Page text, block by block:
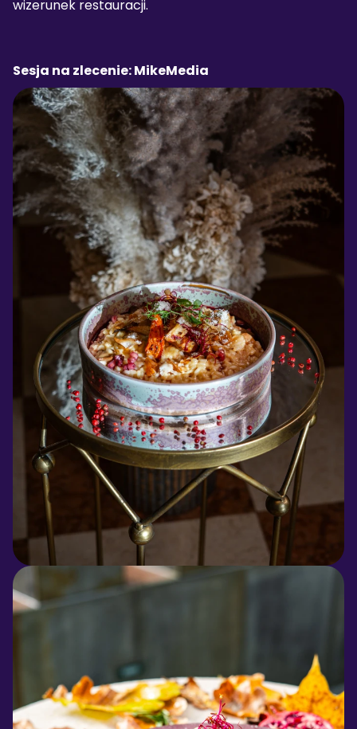
wizerunek restauracji.
Sesja na zlecenie: MikeMedia